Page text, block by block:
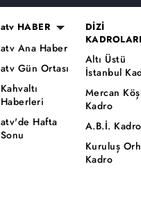
atv HABER
atv Ana Haber
atv Gün Ortası
Kahvaltı
Haberleri
atv'de Hafta
Sonu
DİZİ
Altı Üstü
İstanbul
Mercan
Kadro
A.B.İ. Kadro
Kuruluş
Kadro